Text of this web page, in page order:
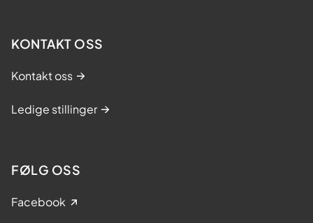
KONTAKT OSS
Kontakt oss
Ledige stillinger
FØLG OSS
Facebook